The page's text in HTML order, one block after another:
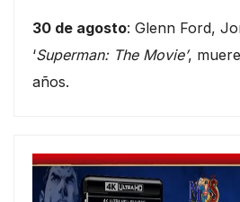
30 de agosto: Glenn Ford,
‘Superman: The Movie’,
años.